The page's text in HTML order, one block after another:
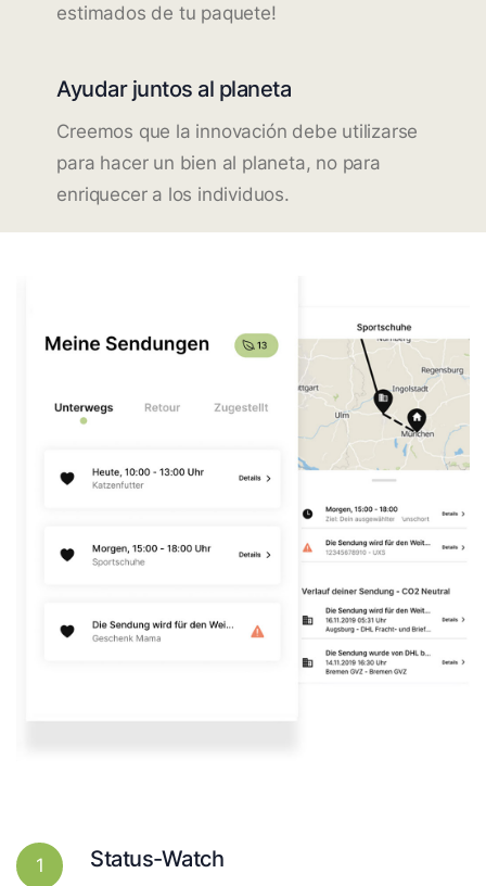
estimados de tu paquete!
Ayudar juntos al planeta
Creemos que la innovación debe utilizarse
para hacer un bien al planeta, no para
enriquecer a los individuos.
1 Status-Watch